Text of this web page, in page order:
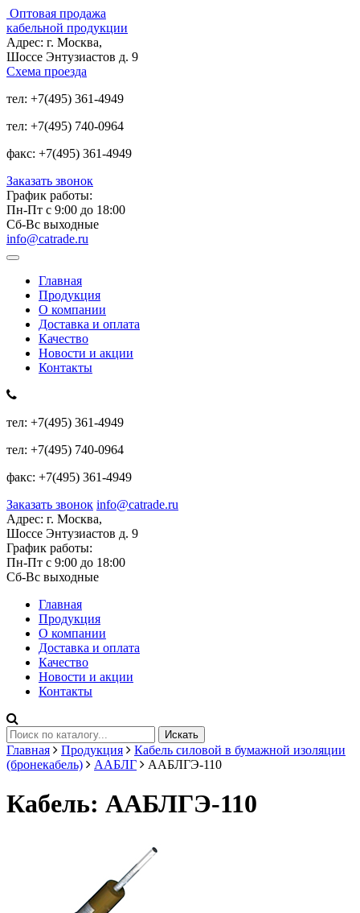
Оптовая продажа
кабельной продукции
Адрес: г. Москва,
Шоссе Энтузиастов д. 9
Схема проезда
тел: +7(495) 361-4949
тел: +7(495) 740-0964
факс: +7(495) 361-4949
Заказать звонок
График работы:
Пн-Пт с 9:00 до 18:00
Сб-Вс выходные
info@catrade.ru
Главная
Продукция
О компании
Доставка и оплата
Качество
Новости и акции
Контакты
тел: +7(495) 361-4949
тел: +7(495) 740-0964
факс: +7(495) 361-4949
Заказать звонок info@catrade.ru
Адрес: г. Москва,
Шоссе Энтузиастов д. 9
График работы:
Пн-Пт с 9:00 до 18:00
Сб-Вс выходные
Главная
Продукция
О компании
Доставка и оплата
Качество
Новости и акции
Контакты
Искать
Главная Продукция
Кабель силовой в бумажной изоляции
(бронекабель)
ААБЛГ ААБЛГЭ-110
Кабель: ААБЛГЭ-110